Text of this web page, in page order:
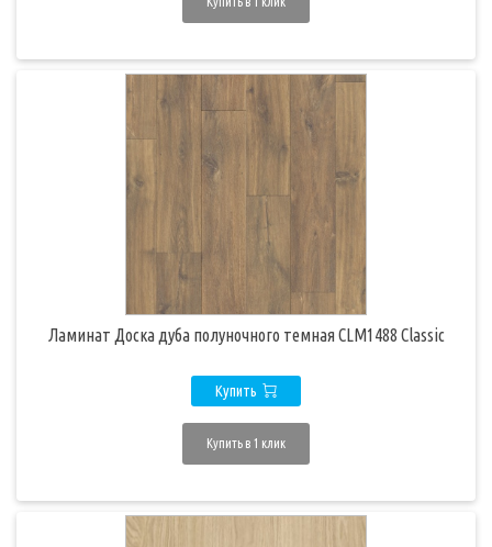
Ламинат Доска дуба полуночного темная CLM1488 Classic
Купить
Купить в 1 клик